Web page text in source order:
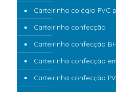
Carteirinha colégio PVC
Carteirinha confecção
Carteirinha confecção BH
Carteirinha confecção
Carteirinha confecção